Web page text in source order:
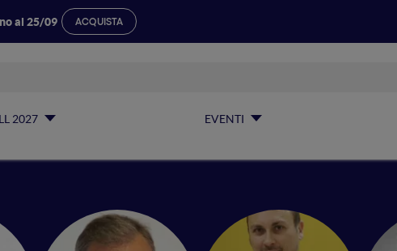
al 25/09 ACQUISTA
2027 EVENTI